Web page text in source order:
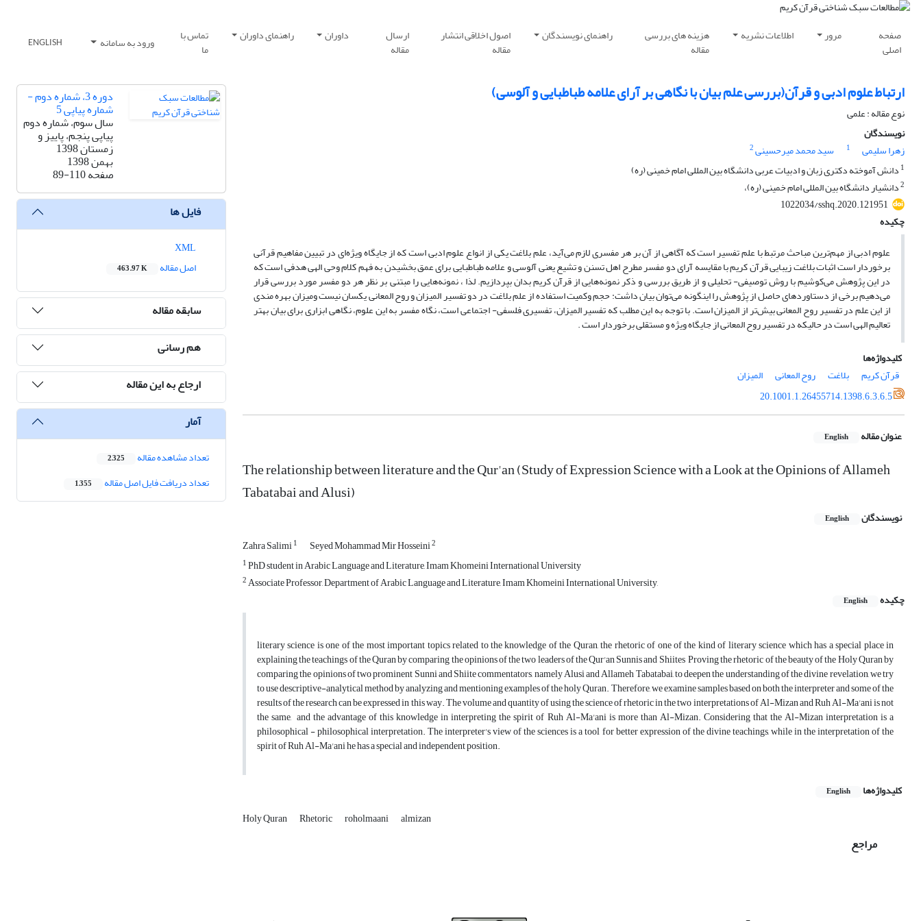
صفحه
اصلی
مرور اطلاعات نشریه هزینه های بررسی
مقاله
راهنمای نویسندگان اصول اخلاقی انتشار
مقاله
ارسال
مقاله
داوران راهنمای داوران تماس با
ما ورود به سامانه ENGLISH
ارتباط علوم ادبی و قرآن(بررسی علم بیان با نگاهی بر آرای علامه طباطبایی و آلوسی)
نوع مقاله : علمی
نویسندگان
زهرا سلیمی
1 سید محمد میرحسینی2
1 دانش آموخته دکتری زبان و ادبیات عربی دانشگاه بین المللی امام خمینی (ره)
2دانشیار دانشگاه بین المللی امام خمینی (ره)،
1022034/sshq.2020.121951
چکیده
علوم ادبی از مهم‌ترین مباحث مرتبط با علم تفسیر است که آگاهی از آن بر هر مفسری لازم می‌آید، علم بلاغت یکی از انواع علوم ادبی است که از جایگاه ویژه‌ای در تبیین مفاهیم قرآنی
برخوردار است اثبات بلاغت زیبایی قرآن کریم با مقایسه آرای دو مفسر مطرح اهل تسنن و تشیع یعنی آلوسی و علامه طباطبایی برای عمق بخشیدن به فهم کلام وحی الهی هدفی است که
در این پژوهش می‌کوشیم با روش توصیفی- تحلیلی و از طریق بررسی و ذکر نمونه‌هایی از قرآن کریم بدان بپردازیم. لذا ، نمونه‌هایی را مبتنی بر نظر هر دو مفسر مورد بررسی قرار
می‌دهیم برخی از دستاوردهای حاصل از پژوهش را اینگونه می‌توان بیان داشت: حجم وکمیت استفاده از علم بلاغت در دو تفسیر المیزان و روح المعانی یکسان نیست ومیزان بهره مندی
از این علم در تفسیر روح المعانی بیش‌تر از المیزان است. با توجه به این مطلب که تفسیر المیزان، تفسیری فلسفی- اجتماعی است، نگاه مفسر به این علوم، نگاهی ابزاری برای بیان بهتر
تعالیم الهی است در حالیکه در تفسیر روح المعانی از جایگاه ویژه و مستقلی برخوردار است .
کلیدواژه‌ها
قرآن کریم
بلاغت روح المعانی
المیزان
20.1001.1.26455714.1398.6.3.6.5
عنوان مقاله English
The relationship between literature and the Qur'an (Study of Expression Science with a Look at the Opinions of Allameh
Tabatabai and Alusi)
نویسندگان English
Zahra Salimi1 Seyed Mohammad Mir Hosseini2
1PhD student in Arabic Language and Literature, Imam Khomeini International University
2Associate Professor, Department of Arabic Language and Literature, Imam Khomeini International University,
چکیده
English
literary science is one of the most important topics related to the knowledge of the Quran, the rhetoric of one of the kind of literary science which has a special place in
explaining the teachings of the Quran by comparing the opinions of the two leaders of the Qur'an Sunnis and Shiites Proving the rhetoric of the beauty of the Holy Quran by
comparing the opinions of two prominent Sunni and Shiite commentators, namely Alusi and Allameh Tabatabai, to deepen the understanding of the divine revelation, we try
to use descriptive-analytical method by analyzing and mentioning examples of the holy Quran. Therefore, we examine samples based on both the interpreter and some of the
results of the research can be expressed in this way. The volume and quantity of using the science of rhetoric in the two interpretations of Al-Mizan and Ruh Al-Ma'ani is not
the same, and the advantage of this knowledge in interpreting the spirit of Ruh Al-Ma'ani is more than Al-Mizan. Considering that the Al-Mizan interpretation is a
philosophical - philosophical interpretation. The interpreter's view of the sciences is a tool for better expression of the divine teachings, while in the interpretation of the
spirit of Ruh Al-Ma'ani he has a special and independent position.
کلیدواژه‌ها English
Holy Quran Rhetoric roholmaani almizan
مراجع
دوره 3، شماره دوم -
شماره پیاپی 5
سال سوم، شماره دوم
پیاپی پنجم، پاییز و
زمستان 1398
بهمن 1398
صفحه89-110
فایل ها
اصل مقاله
463.97 K
سابقه مقاله
هم رسانی
ارجاع به این مقاله
آمار
تعداد مشاهده مقاله 2,325
تعداد دریافت فایل اصل مقاله 1,355